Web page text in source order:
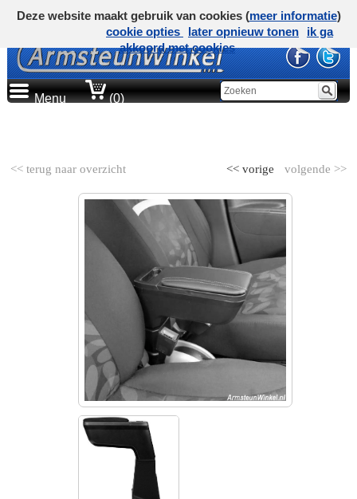
Menu (0)
<< terug naar overzicht volgende >>
<< vorige
Deze website maakt gebruik van cookies (meer informatie)
cookie opties
later opnieuw tonen
ik ga
akkoord met cookies